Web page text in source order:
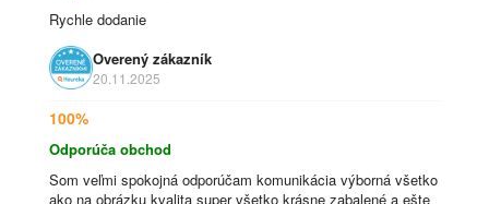
Rychle dodanie
Overený zákazník
20.11.2025
100%
Odporúča obchod
Som veľmi spokojná odporúčam komunikácia výborná všetko
ako na obrázku kvalita super všetko krásne zabalené a ešte